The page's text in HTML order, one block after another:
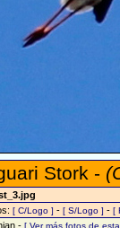
Stork -
[ C/Logo ] - [ S/Logo ] - [
- [ Ver más fotos de